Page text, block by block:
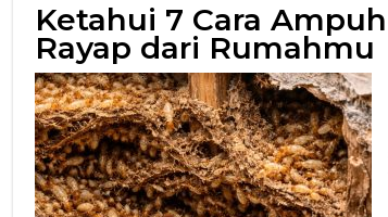
Ketahui 7 Cara
Rayap dari Rumahmu